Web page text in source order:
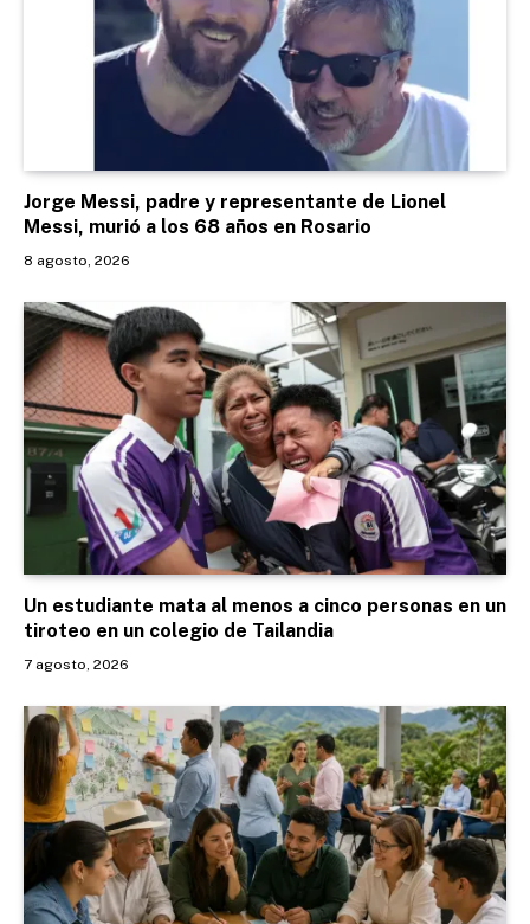
Jorge Messi, padre y representante de Lionel
Messi, murió a los 68 años en Rosario
8 agosto, 2026
Un estudiante mata al menos a cinco personas en un
tiroteo en un colegio de Tailandia
7 agosto, 2026